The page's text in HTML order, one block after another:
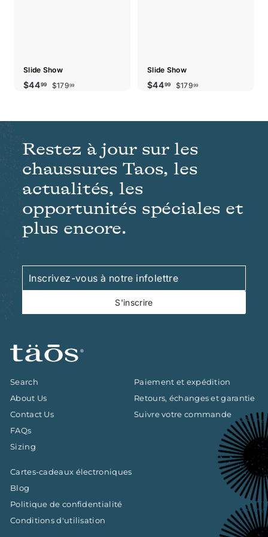
Slide Show
Prix
$4499$44.99
Prix
$17999$179.99
Slide Show
Prix
$4499$44.99
Prix
$17999$179.99
Restez à jour sur les
chaussures Taos, les
actualités, les
opportunités spéciales et
plus encore.
Inscrivez-
vous
à
infolettre
S'inscrire
S'inscrire
Search
About Us
Contact Us
FAQs
Sizing
Paiement et expédition
Retours, échanges et garantie
Suivre votre commande
Cartes-cadeaux électroniques
Blog
Politique de confidentialité
Conditions d'utilisation